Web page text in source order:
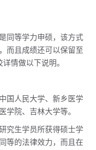
等学力申硕，该方式
而且成绩还可以保留至
情做以下说明。
人民大学、新乡医学
学院、吉林大学等。
生学员所获得硕士学
等的法律效力，而且在